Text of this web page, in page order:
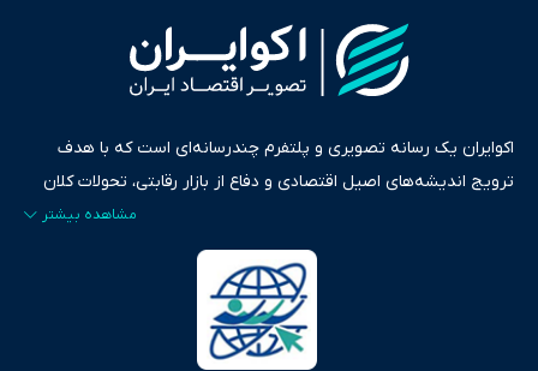
اکوایران یک رسانه تصویری و پلتفرم چندرسانه‌ای است که با هدف
ترویج اندیشه‌های اصیل اقتصادی و دفاع از بازار رقابتی، تحولات کلان
ایران و جهان را در قالب‌های ویدیو، پادکست، متن و گزارش‌های تحلیلی
پایش می‌کند. این رسانه به عنوان منبعی دقیق و قابل اعتماد، فراتر از
اطلاع‌رسانی صرف، به تبیین سیاست‌ها و کارکردهای بازارهای مالی،
سرمایه‌گذاری، تجارت و حوزه‌های نوظهور می‌پردازد. اکوایران با پایبندی
به اصول «انصاف، امانت و صداقت»، بستری برای انعکاس آراء متنوع